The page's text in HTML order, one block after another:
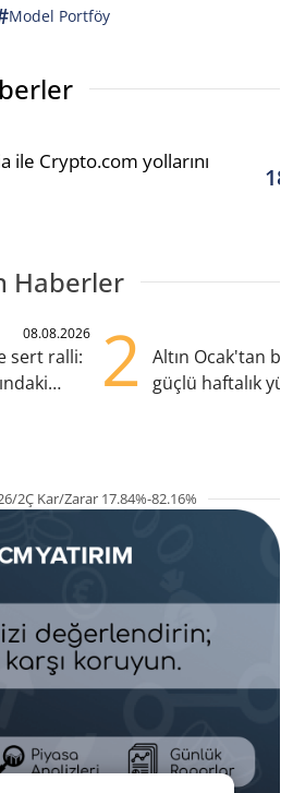
Model Portföy
ile Crypto.com yollarını
Haberler
08.08.2026
sert ralli:
2
Altın Ocak'tan
güçlü haftalık
2Ç Kar/Zarar 17.84%-82.16%